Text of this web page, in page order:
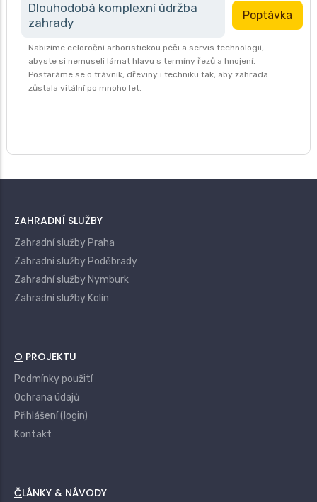
Dlouhodobá komplexní údržba
zahrady
Poptávka
Nabízíme celoroční arboristickou péči a servis technologií,
abyste si nemuseli lámat hlavu s termíny řezů a hnojení.
Postaráme se o trávník, dřeviny i techniku tak, aby zahrada
zůstala vitální po mnoho let.
ZAHRADNÍ SLUŽBY
Zahradní služby Praha
Zahradní služby Poděbrady
Zahradní služby Nymburk
Zahradní služby Kolín
O PROJEKTU
Podmínky použití
Ochrana údajů
Přihlášení (login)
Kontakt
ČLÁNKY & NÁVODY